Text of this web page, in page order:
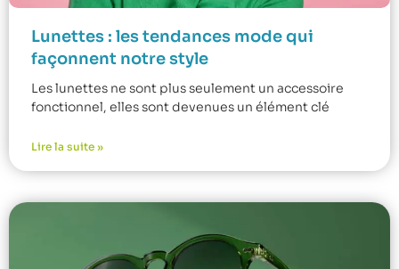
Lunettes : les tendances mode qui
façonnent notre style
Les lunettes ne sont plus seulement un accessoire
fonctionnel, elles sont devenues un élément clé
Lire la suite »